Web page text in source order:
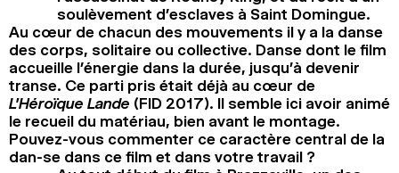
soulèvement d’esclaves à Saint Domingue.
Au cœur de chacun des mouvements il y a la danse
des corps, solitaire ou collective. Danse dont le film
accueille l’énergie dans la durée, jusqu’à devenir
transe. Ce parti pris était déjà au cœur de
L’Héroïque Lande (FID 2017). Il semble ici avoir animé
le recueil du matériau, bien avant le montage.
Pouvez-vous commenter ce caractère central de la
dan-se dans ce film et dans votre travail ?